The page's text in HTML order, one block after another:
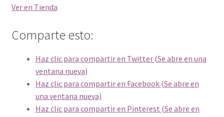
Ver en Tienda
Comparte esto:
Haz clic para compartir en Twitter (Se abre en una
ventana nueva)
Haz clic para compartir en Facebook (Se abre en
una ventana nueva)
Haz clic para compartir en Pinterest (Se abre en